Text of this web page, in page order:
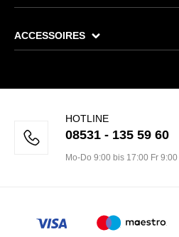
ACCESSOIRES
HOTLINE
08531 - 135 59 60
Mo-Do 9:00 bis 17:00 Fr